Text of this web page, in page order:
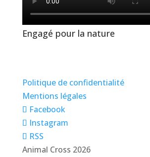
Engagé pour la nature
Politique de confidentialité
Mentions légales
Facebook
Instagram
RSS
Animal Cross 2026